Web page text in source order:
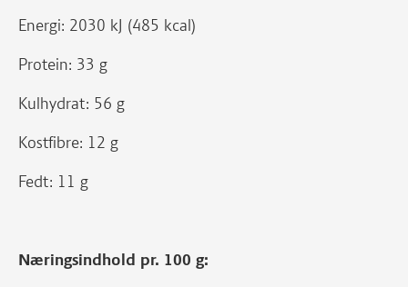
Energi: 2030 kJ (485 kcal)
Protein: 33 g
Kulhydrat: 56 g
Kostfibre: 12 g
Fedt: 11 g
Næringsindhold pr. 100 g: